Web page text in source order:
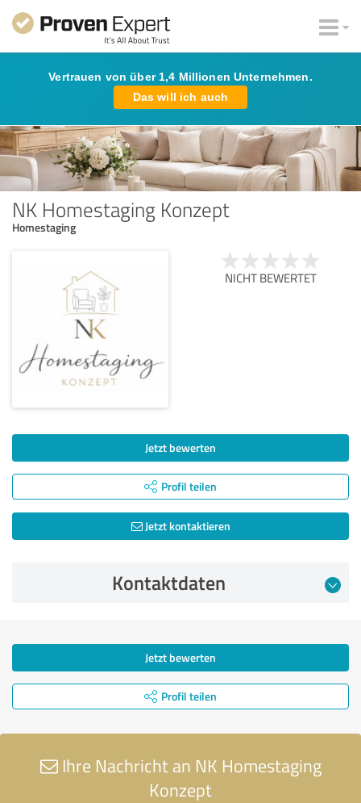
Vertrauen von über 1,4 Millionen Unternehmen.
Das will ich auch
NK Homestaging Konzept
Homestaging
NICHT BEWERTET
Jetzt bewerten
Profil teilen
Jetzt kontaktieren
Kontaktdaten
Jetzt bewerten
Profil teilen
Ihre Nachricht an NK Homestaging
Konzept